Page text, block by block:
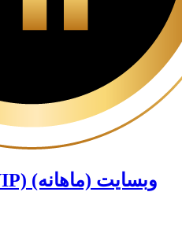
خرید اشتراک ویژه (VIP) وبسایت (ماهانه)